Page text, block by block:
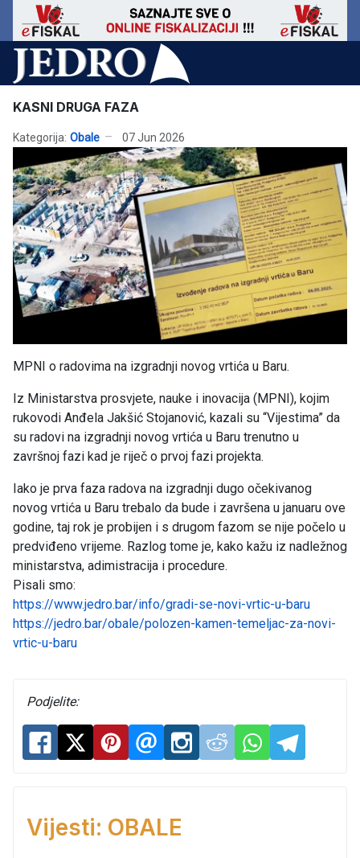
KASNI DRUGA FAZA
Kategorija: Obale 07 Jun 2026
MPNI o radovima na izgradnji novog vrtića u Baru.
Iz Ministarstva prosvjete, nauke i inovacija (MPNI), kojim
rukovodi Anđela Jakšić Stojanović, kazali su “Vijestima” da
su radovi na izgradnji novog vrtića u Baru trenutno u
završnoj fazi kad je riječ o prvoj fazi projekta.
Iako je prva faza radova na izgradnji dugo očekivanog
novog vrtića u Baru trebalo da bude i završena u januaru ove
godine, taj rok je probijen i s drugom fazom se nije počelo u
predviđeno vrijeme. Razlog tome je, kako kažu iz nadležnog
ministarstva, adimistracija i procedure.
Pisali smo:
https://www.jedro.bar/info/gradi-se-novi-vrtic-u-baru
https://jedro.bar/obale/polozen-kamen-temeljac-za-novi-
vrtic-u-baru
Podjelite:
Vijesti: OBALE